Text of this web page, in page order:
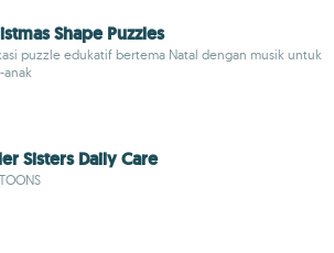
Shape Puzzles
puzzle edukatif bertema Natal dengan musik untuk
anak
Sisters Daily Care